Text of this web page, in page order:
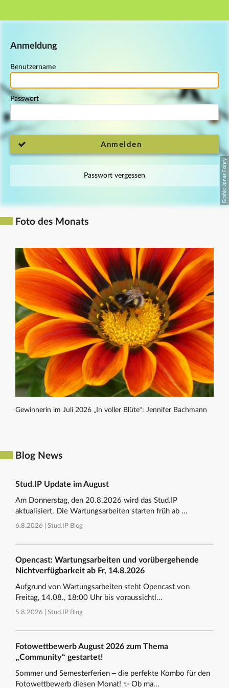
Hauptnavigation
Anmeldung
Benutzername
Passwort
Anmelden
Passwort vergessen
Foto des Monats
Gewinnerin im Juli 2026 „In voller Blüte“: Jennifer Bachmann
Blog News
Stud.IP Update im August
Am Donnerstag, den 20.8.2026 wird das Stud.IP
aktualisiert. Die Wartungsarbeiten starten früh ab ...
6.8.2026 | Stud.IP Blog
Opencast: Wartungsarbeiten und vorübergehende
Nichtverfügbarkeit ab Fr, 14.8.2026
Aufgrund von Wartungsarbeiten steht Opencast von
Freitag, 14.08., 18:00 Uhr bis voraussichtl...
5.8.2026 | Stud.IP Blog
Fotowettbewerb August 2026 zum Thema
„Community“ gestartet!
Sommer und Semesterferien – die perfekte Kombo für den
Fotowettbewerb diesen Monat! ✨ Ob ma...